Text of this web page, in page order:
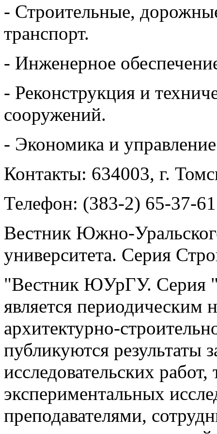
- Строительные,
транспорт.
- Инженерное
- Реконструкция и
сооружений.
- Экономика и
Контакты: 634003, г.
Телефон: (383-2) 65-37-
Вестник Южно-
университета. Серия
"Вестник ЮУрГУ. Серия
является периодическим
архитектурно-
публикуются результаты
исследовательских
экспериментальных
преподавателями,